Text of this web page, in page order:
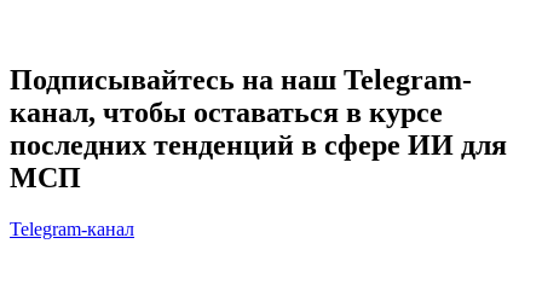
Подписывайтесь на наш Telegram-
канал, чтобы оставаться в курсе
последних тенденций в сфере ИИ для
МСП
Telegram-канал